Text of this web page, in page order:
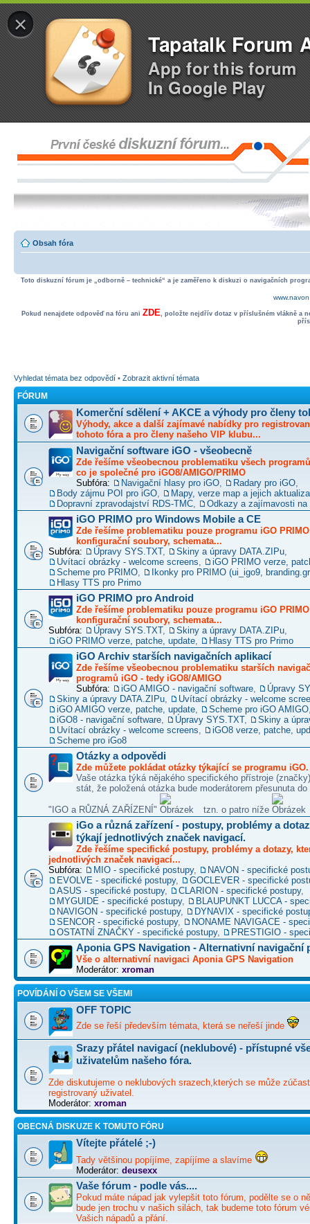
×
Tapatalk Forum
App for this forum
In Google Play
Obsah fóra
Toto diskuzní fórum je „odborně – technické“ a je zaměřeno k diskuzi o navigačních
Pokud nenajdete odpověď na fóru ani ZDE, položte nejdřív dotaz v příslušném vlákně a
Vyhledat témata bez odpovědí • Zobrazit aktivní témata
FÓRUM
Komerční sdělení + AKCE a výhody pro členy
Výhody, akce a další zajímavé nabídky pro
tohoto fóra a pro členy našeho VIP klubu...
Navigační software iGO - všeobecně
Zde řešíme všeobecnou problematiku všech
co je společné pro iGO8/AMIGO/PRIMO
Subfóra:
Navigační hlasy pro iGO Radary pro iGO
Body zájmu POI pro iGO
Mapy, verze map a jejich
Dopravní zpravodajství RDS-TMC
Odkazy a zajímavosti na
iGO PRIMO pro Windows Mobile a CE
Zde řešíme problematiku pouze programu iGO
konfigurační soubory, schemata...
Subfóra:
Úpravy SYS.TXT, Skiny a úpravy DATA.ZIPu
Uvítací obrázky - welcome screens
iGO PRIMO verze,
Scheme pro PRIMO
Ikonky pro PRIMO (ui_igo9,
Hlasy TTS pro Primo
iGO PRIMO pro Android
Zde řešíme problematiku pouze programu iGO
konfigurační soubory, schemata...
Subfóra:
Úpravy SYS.TXT, Skiny a úpravy DATA.ZIPu
iGO PRIMO verze, patche, update
Hlasy TTS pro Primo
iGO Archiv starších navigačních aplikací
Zde řešíme všeobecnou problematiku starších
programů iGO - tedy iGO8/AMIGO
Subfóra:
iGO AMIGO - navigační software
Úpravy
Skiny a úpravy DATA.ZIPu
Uvítací obrázky - welcome
iGO AMIGO verze, patche, update
Scheme pro iGO AMIGO
iGO8 - navigační software
Úpravy SYS.TXT,
Skiny a
Uvítací obrázky - welcome screens
iGO8 verze, patche,
Scheme pro iGo8
Otázky a odpovědi
Zde můžete pokládat otázky týkající se programu iGO.
Vaše otázka týká nějakého specifického přístroje
stát, že položená otázka bude moderátorem přesunuta do
"IGO a RŮZNÁ ZAŘÍZENÍ" tzn. o patro níže
iGo a různá zařízení - postupy, problémy a
týkají jednotlivých značek navigací.
Zde řešíme specifické postupy, problémy a dotazy,
jednotlivých značek navigací...
Subfóra:
MIO - specifické postupy,
NAVON - specifické
EVOLVE - specifické postupy,
GOCLEVER - specifické
ASUS - specifické postupy, CLARION - specifické postupy,
MYGUIDE - specifické postupy,
BLAUPUNKT LUCCA -
NAVIGON - specifické postupy,
DYNAVIX - specifické
SENCOR - specifické postupy,
NONAME NAVIGACE -
OSTATNÍ ZNAČKY - specifické postupy, PRESTIGIO -
Aponia GPS Navigation - Alternativní navigační
Vše o alternativní navigaci Aponia GPS Navigation
Moderátor: xroman
POVÍDÁNÍ O VŠEM SE VŠEMI
OFF TOPIC
Zde se řeší především témata, která se neřeší jinde
Srazy přátel navigací (neklubové) - přístupné
uživatelům našeho fóra.
Zde diskutujeme o neklubových srazech,kterých se může
registrovaný uživatel.
Moderátor: xroman
OBECNÁ DISKUZE K TOMUTO FÓRU
Vítejte přátelé ;-)
Tady většinou popíjíme, zapíjíme a slavíme
Moderátor: deusexx
Vaše fórum - podle vás....
Pokud máte nápad jak vylepšit toto fórum, podělte se o
bude jen trochu v našich silách, tak budeme toto fórum
Vašich nápadů a přání.